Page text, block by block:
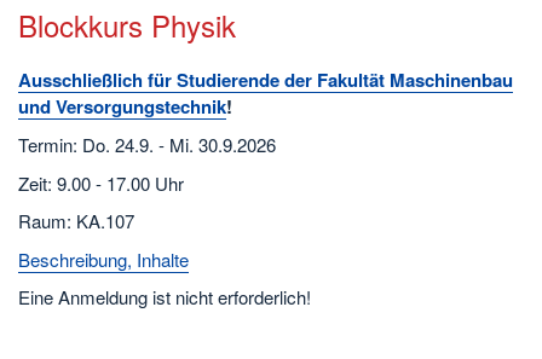
Blockkurs Physik
Ausschließlich für Studierende der Fakultät Maschinenbau
und Versorgungstechnik!
Termin: Do. 24.9. - Mi. 30.9.2026
Zeit: 9.00 - 17.00 Uhr
Raum: KA.107
Beschreibung, Inhalte
Eine Anmeldung ist nicht erforderlich!